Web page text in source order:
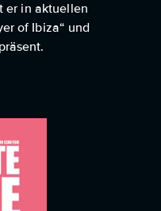
er in aktuellen
of Ibiza“ und